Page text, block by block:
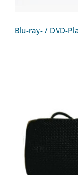
Blu-ray- / DVD-